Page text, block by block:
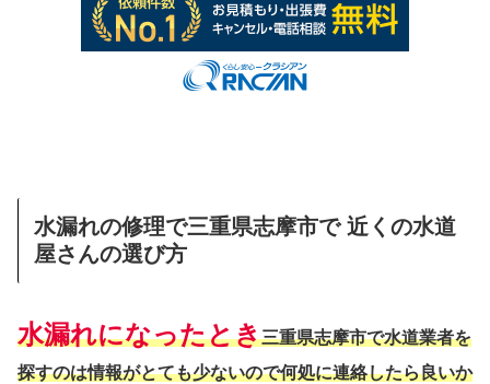
水漏れの修理で三重県志摩市で 近くの水道
屋さんの選び方
水漏れになったとき三重県志摩市で水道業者を
探すのは情報がとても少ないので何処に連絡したら良いか